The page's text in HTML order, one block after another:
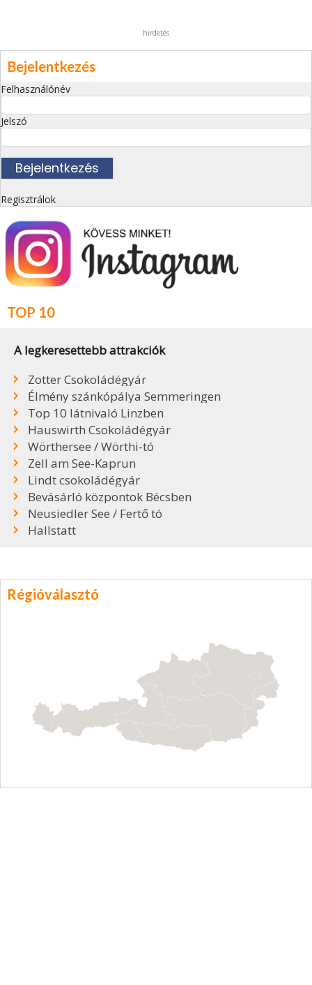
hirdetés
Bejelentkezés
Felhasználónév
Jelszó
Regisztrálok
TOP 10
A legkeresettebb attrakciók
Zotter Csokoládégyár
Élmény szánkópálya Semmeringen
Top 10 látnivaló Linzben
Hauswirth Csokoládégyár
Wörthersee / Wörthi-tó
Zell am See-Kaprun
Lindt csokoládégyár
Bevásárló központok Bécsben
Neusiedler See / Fertő tó
Hallstatt
Régióválasztó